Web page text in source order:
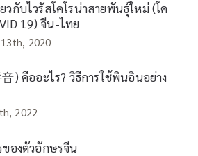
วกับไวรัสโคโรน่าสายพันธุ์ใหม่ (โค
19) จีน-ไทย
2020
) คืออะไร? วิธีการใช้พินอินอย่าง
2022
องตัวอักษรจีน